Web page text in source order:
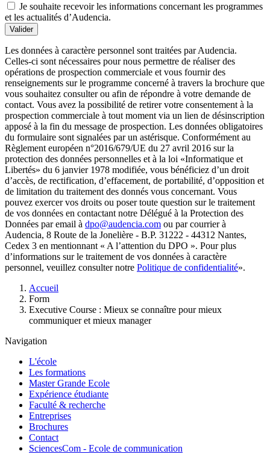
Je souhaite recevoir les informations concernant les programmes
et les actualités d’Audencia.
Valider
Les données à caractère personnel sont traitées par Audencia.
Celles-ci sont nécessaires pour nous permettre de réaliser des
opérations de prospection commerciale et vous fournir des
renseignements sur le programme concerné à travers la brochure que
vous souhaitez consulter ou afin de répondre à votre demande de
contact. Vous avez la possibilité de retirer votre consentement à la
prospection commerciale à tout moment via un lien de désinscription
apposé à la fin du message de prospection. Les données obligatoires
du formulaire sont signalées par un astérisque. Conformément au
Règlement européen n°2016/679/UE du 27 avril 2016 sur la
protection des données personnelles et à la loi «Informatique et
Libertés» du 6 janvier 1978 modifiée, vous bénéficiez d’un droit
d’accès, de rectification, d’effacement, de portabilité, d’opposition et
de limitation du traitement des donnés vous concernant. Vous
pouvez exercer vos droits ou poser toute question sur le traitement
de vos données en contactant notre Délégué à la Protection des
Données par email à dpo@audencia.com ou par courrier à
Audencia, 8 Route de la Jonelière - B.P. 31222 - 44312 Nantes,
Cedex 3 en mentionnant « A l’attention du DPO ». Pour plus
d’informations sur le traitement de vos données à caractère
personnel, veuillez consulter notre Politique de confidentialité».
d'Ariane
Accueil
Form
Executive Course : Mieux se connaître pour mieux
communiquer et mieux manager
Navigation
L'école
Les formations
Master Grande Ecole
Expérience étudiante
Faculté & recherche
Entreprises
Brochures
Contact
SciencesCom - Ecole de communication